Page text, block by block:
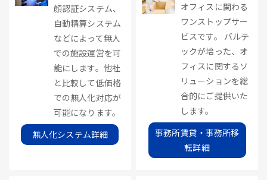
顔認証システム、
自動精算システム
などによって無人
での施設運営を可
能にします。他社
と比較して低価格
での無人化対応が
可能になります。
無人化システム詳細
オフィスに関わる
ワンストップサー
ビスです。 バルテ
ックが培った、オ
フィスに関するソ
リューションを総
合的にご提供いた
します。
事務所賃貸・事務所移
転詳細